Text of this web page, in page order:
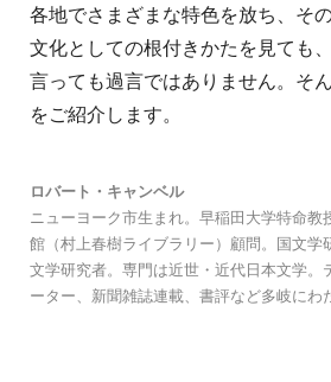
各地でさまざまな特色を放ち、そ
文化としての根付きかたを見ても
言っても過言ではありません。そ
をご紹介します。
ロバート・キャンベル
ニューヨーク市生まれ。早稲田大学特命教
館（村上春樹ライブラリー）顧問。国文学
文学研究者。専門は近世・近代日本文学。
ーター、新聞雑誌連載、書評など多岐にわ